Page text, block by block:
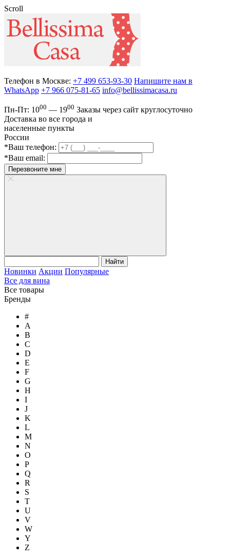
Scroll
Телефон в Москве: +7 499 653-93-30 Напишите нам в
WhatsApp +7 966 075-81-65 info@bellissimacasa.ru
Пн-Пт: 1000 — 1900 Заказы через сайт круглосуточно
Доставка во все города и
населенные пункты
России
*Ваш телефон:
*Ваш email:
Перезвоните мне
Найти
Новинки Акции Популярные
Все для вина
Все товары
Бренды
#
A
B
C
D
E
F
G
H
I
J
K
L
M
N
O
P
Q
R
S
T
U
V
W
Y
Z